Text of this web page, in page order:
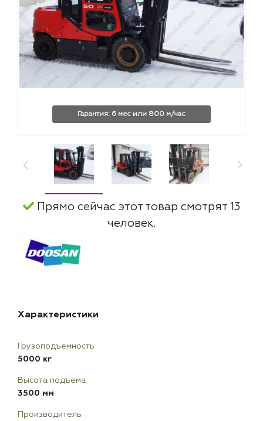
Гарантия: 6 мес или 800 м/час
Прямо сейчас этот товар смотрят 13
человек.
Характеристики
Грузоподъемность
5000 кг
Высота подъема
3500 мм
Производитель